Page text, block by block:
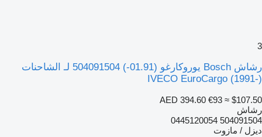
3
رشاش Bosch يوروكارغو (01.91-) 504091504 لـ الشاحنات
IVECO EuroCargo (1991-)
AED 394.60 €93 ≈ $107.50
رشاش
504091504 0445120054
ديزل / مازوت